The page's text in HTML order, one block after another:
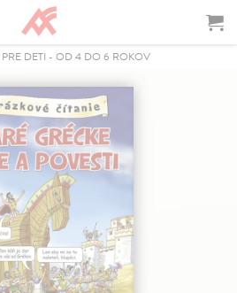
DETI - OD 4 DO 6 ROKOV